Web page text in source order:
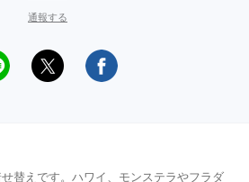
通報する
替えです。ハワイ、モンステラやフラダ